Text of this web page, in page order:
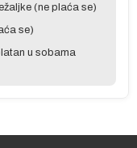
(ne plaća se)
se)
u sobama